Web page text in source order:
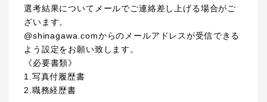
選考結果についてメールでご連絡差し上げる場合がご
ざいます。
@shinagawa.comからのメールアドレスが受信できる
よう設定をお願い致します。
《必要書類》
1.写真付履歴書
2.職務経歴書